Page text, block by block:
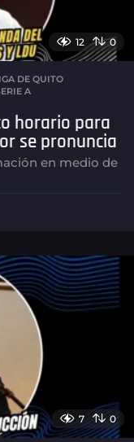
12 0
DE QUITO
A
horario para
se pronuncia
en medio de
7 0